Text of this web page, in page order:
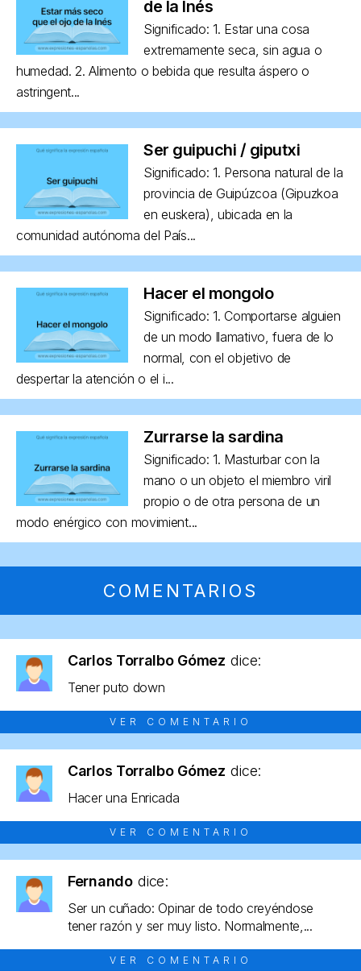
de la Inés
Significado: 1. Estar una cosa
extremamente seca, sin agua o
humedad. 2. Alimento o bebida que resulta áspero o
astringent...
Ser guipuchi / giputxi
Significado: 1. Persona natural de la
provincia de Guipúzcoa (Gipuzkoa
en euskera), ubicada en la
comunidad autónoma del País...
Hacer el mongolo
Significado: 1. Comportarse alguien
de un modo llamativo, fuera de lo
normal, con el objetivo de
despertar la atención o el i...
Zurrarse la sardina
Significado: 1. Masturbar con la
mano o un objeto el miembro viril
propio o de otra persona de un
modo enérgico con movimient...
COMENTARIOS
Carlos Torralbo Gómez dice:
Tener puto down
VER COMENTARIO
Carlos Torralbo Gómez dice:
Hacer una Enricada
VER COMENTARIO
Fernando dice:
Ser un cuñado: Opinar de todo creyéndose
tener razón y ser muy listo. Normalmente,...
VER COMENTARIO